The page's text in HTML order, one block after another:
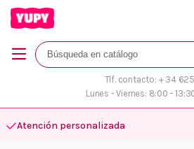
Tlf. contacto: + 34
Lunes - Viernes: 8:00 -
Atención personalizada